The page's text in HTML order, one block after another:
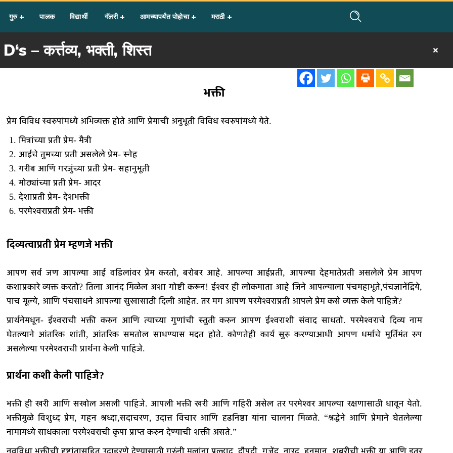
गुरु पालक विद्यार्थी गॅलरी आमच्यापर्यंत पोहोचा मराठी
भक्ती, शिस्त
– कर्त्तव्य, भक्ती, शिस्त
भक्ती
प्रेम विविध स्वरुपांमध्ये अभिव्यक्त होते आणि प्रेमाची अनुभूती विविध स्वरुपांमध्ये येते.
मित्रांच्या प्रती प्रेम- मैत्री
आईचे तुमच्या प्रती असलेले प्रेम- स्नेह
गरीब आणि गरजुंच्या प्रती प्रेम- सहानुभूती
मोठ्यांच्या प्रती प्रेम- आदर
देशाप्रती प्रेम- देशभक्ती
परमेश्वराप्रती प्रेम- भक्ती
दिव्यत्वाप्रती प्रेम म्हणजे भक्ती
आपण सर्व जण आपल्या आई वडिलांवर प्रेम करतो, बरोबर आहे. आपल्या आईप्रती, आपल्या देहमातेप्रती असलेले प्रेम आपण
कशाप्रकारे व्यक्त करतो? तिला आनंद मिळेल अशा गोष्टी करून! ईश्वर ही लोकमाता आहे जिने आपल्याला पंचमहाभूते,पंचज्ञानेंद्रिये,
पाच मूल्ये, आणि पंचसाधने आपल्या सुखासाठी दिली आहेत. तर मग आपण परमेश्वराप्रती आपले प्रेम कसे व्यक्त केले पाहिजे?
प्रार्थनेमधून- ईश्वराची भक्ती करुन आणि त्याच्या गुणांची स्तुती करुन आपण ईश्वराशी संवाद साधतो. परमेश्वराचे दिव्य नाम
घेतल्याने आंतरिक शांती, आंतरिक समतोल साधण्यास मदत होते. कोणतेही कार्य सुरु करण्याआधी आपण धर्माचे मूर्तिमंत रुप
असलेल्या परमेश्वराची प्रार्थना केली पाहिजे.
प्रार्थना कशी केली पाहिजे?
भक्ती ही खरी आणि सखोल असली पाहिजे. आपली भक्ती खरी आणि गहिरी असेल तर परमेश्वर आपल्या रक्षणासाठी धावून येतो.
भक्तीमुळे विशुध्द प्रेम, गहन श्रध्दा,सदाचरण, उदात्त विचार आणि दृढनिष्ठा यांना चालना मिळते. “श्रद्धेने आणि प्रेमाने घेतलेल्या
नामामध्ये साधकाला परमेश्वराची कृपा प्राप्त करुन देण्याची शक्ती असते.”
नवविधा भक्तीची दृष्टांतासहित उदाहरणे देण्यासाठी गुरुंनी मुलांना प्रल्हाद, द्रौपदी, गजेंद्र, नारद, हनुमान, शबरीची भक्ती या आणि इतर